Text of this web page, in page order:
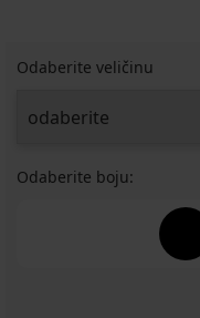
Odaberite veličinu
Odaberite boju: